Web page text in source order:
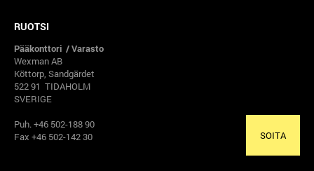
RUOTSI
Pääkonttori / Varasto
Wexman AB
Köttorp, Sandgärdet
522 91 TIDAHOLM
SVERIGE
Puh. +46 502-188 90
Fax +46 502-142 30
SOITA